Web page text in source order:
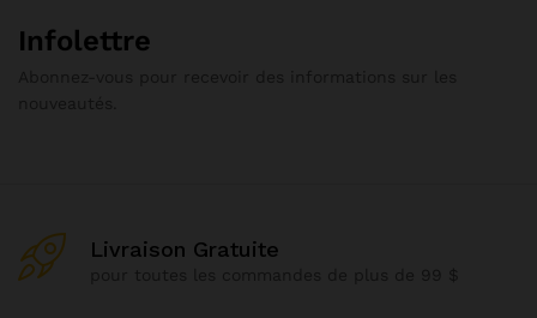
Infolettre
Livraison Gratuite